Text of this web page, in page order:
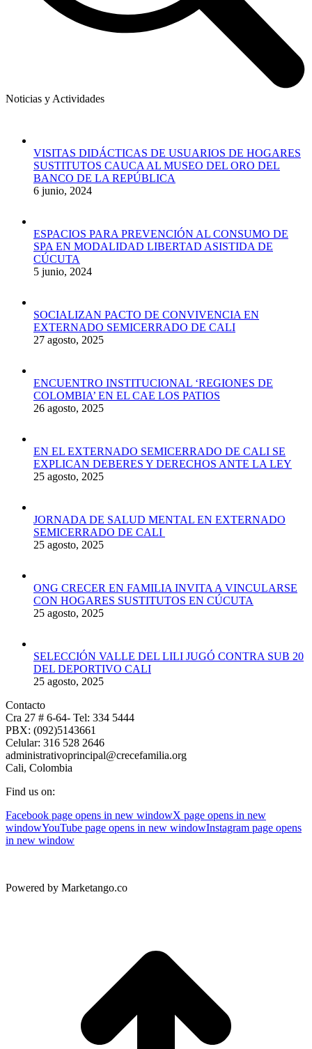
Noticias y Actividades
VISITAS DIDÁCTICAS DE USUARIOS DE HOGARES
SUSTITUTOS CAUCA AL MUSEO DEL ORO DEL
BANCO DE LA REPÚBLICA
6 junio, 2024
ESPACIOS PARA PREVENCIÓN AL CONSUMO DE
SPA EN MODALIDAD LIBERTAD ASISTIDA DE
CÚCUTA
5 junio, 2024
SOCIALIZAN PACTO DE CONVIVENCIA EN
EXTERNADO SEMICERRADO DE CALI
27 agosto, 2025
ENCUENTRO INSTITUCIONAL ‘REGIONES DE
COLOMBIA’ EN EL CAE LOS PATIOS
26 agosto, 2025
EN EL EXTERNADO SEMICERRADO DE CALI SE
EXPLICAN DEBERES Y DERECHOS ANTE LA LEY
25 agosto, 2025
JORNADA DE SALUD MENTAL EN EXTERNADO
SEMICERRADO DE CALI
25 agosto, 2025
ONG CRECER EN FAMILIA INVITA A VINCULARSE
CON HOGARES SUSTITUTOS EN CÚCUTA
25 agosto, 2025
SELECCIÓN VALLE DEL LILI JUGÓ CONTRA SUB 20
DEL DEPORTIVO CALI
25 agosto, 2025
Contacto
Cra 27 # 6-64- Tel: 334 5444
PBX: (092)5143661
Celular: 316 528 2646
administrativoprincipal@crecefamilia.org
Cali, Colombia
Find us on:
Facebook page opens in new windowX page opens in new
windowYouTube page opens in new windowInstagram page opens
in new window
Powered by Marketango.co